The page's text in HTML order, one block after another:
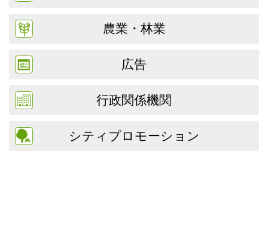
農業・林業
広告
行政関係機関
シティプロモーション